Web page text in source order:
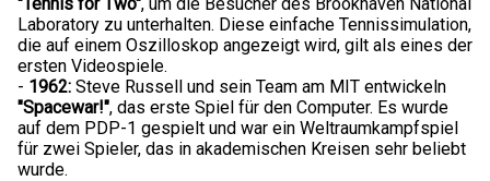
Laboratory zu unterhalten. Diese einfache Tennissimulation,
die auf einem Oszilloskop angezeigt wird, gilt als eines der
ersten Videospiele.
- 1962: Steve Russell und sein Team am MIT entwickeln
"Spacewar!", das erste Spiel für den Computer. Es wurde
auf dem PDP-1 gespielt und war ein Weltraumkampfspiel
für zwei Spieler, das in akademischen Kreisen sehr beliebt
wurde.